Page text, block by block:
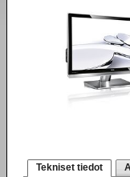
Tekniset tiedot